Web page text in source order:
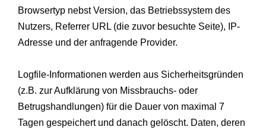
Browsertyp nebst Version, das Betriebssystem des
Nutzers, Referrer URL (die zuvor besuchte Seite), IP-
Adresse und der anfragende Provider.
Logfile-Informationen werden aus Sicherheitsgründen
(z.B. zur Aufklärung von Missbrauchs- oder
Betrugshandlungen) für die Dauer von maximal 7
Tagen gespeichert und danach gelöscht. Daten, deren